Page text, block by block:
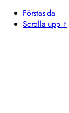
Förstasida
Scrolla upp ↑